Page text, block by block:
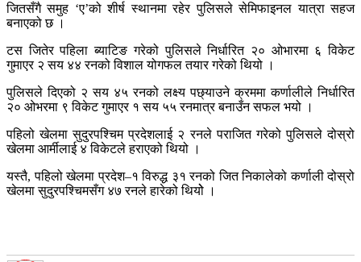
जितसँगै समुह ‘ए’को शीर्ष स्थानमा रहेर पुलिसले सेमिफाइनल यात्रा सहज
बनाएको छ ।
टस जितेर पहिला ब्याटिङ गरेको पुलिसले निर्धारित २० ओभारमा ६ विकेट
गुमाएर २ सय ४४ रनको विशाल योगफल तयार गरेको थियो ।
पुलिसले दिएको २ सय ४५ रनको लक्ष्य पछ्याउने क्रममा कर्णालीले निर्धारित
२० ओभरमा ९ विकेट गुमाएर १ सय ५५ रनमात्र बनाउँन सफल भयो ।
पहिलो खेलमा सुदुरपश्चिम प्रदेशलाई २ रनले पराजित गरेको पुलिसले दोस्रो
खेलमा आर्मीलाई ४ विकेटले हराएको थियो ।
यस्तै, पहिलो खेलमा प्रदेश–१ विरुद्ध ३१ रनको जित निकालेको कर्णाली दोस्रो
खेलमा सुदुरपश्चिमसँग ४७ रनले हारेको थियोे ।